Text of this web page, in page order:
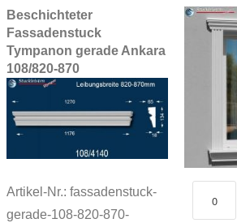
Beschichteter
Fassadenstuck
Tympanon gerade Ankara
108/820-870
Artikel-Nr.: fassadenstuck-
gerade-108-820-870-